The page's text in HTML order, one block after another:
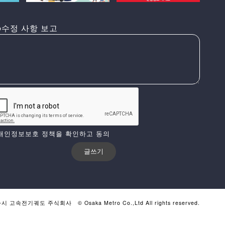
수정 사항 보고
인정보보호 정책을 확인하고 동의
시 고속전기궤도 주식회사 © Osaka Metro Co.,Ltd All rights reserved.